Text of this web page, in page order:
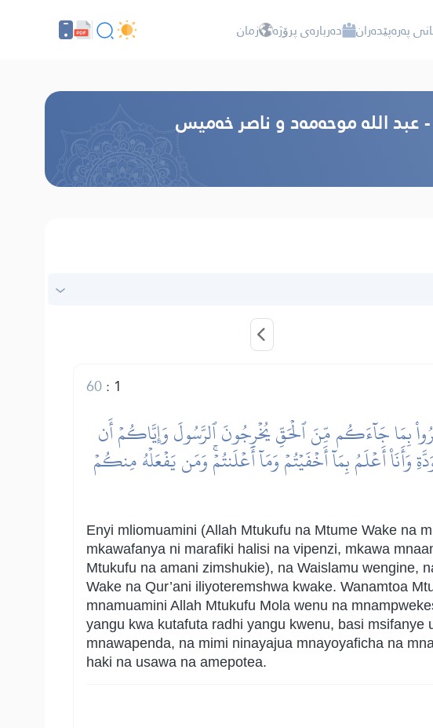
پەرەپێدەران دەربارەی پرۆژە زمان
عبد الله موحەمەد و ناصر خەميس
1
:
60
بِمَا جَآءَكُم مِّنَ ٱلۡحَقِّ يُخۡرِجُونَ ٱلرَّسُولَ وَإِيَّاكُمۡ أَن
وَأَنَا۠ أَعۡلَمُ بِمَآ أَخۡفَيۡتُمۡ وَمَآ أَعۡلَنتُمۡۚ وَمَن يَفۡعَلۡهُ مِنكُمۡ
Enyi mliomuamini (Allah Mtukufu na Mtume Wake na
mkawafanya ni marafiki halisi na vipenzi, mkawa
Mtukufu na amani zimshukie), na Waislamu wengine,
Wake na Qur’ani iliyoteremshwa kwake. Wanamtoa
mnamuamini Allah Mtukufu Mola wenu na
yangu kwa kutafuta radhi yangu kwenu, basi
mnawapenda, na mimi ninayajua mnayoyaficha na
haki na usawa na amepotea.